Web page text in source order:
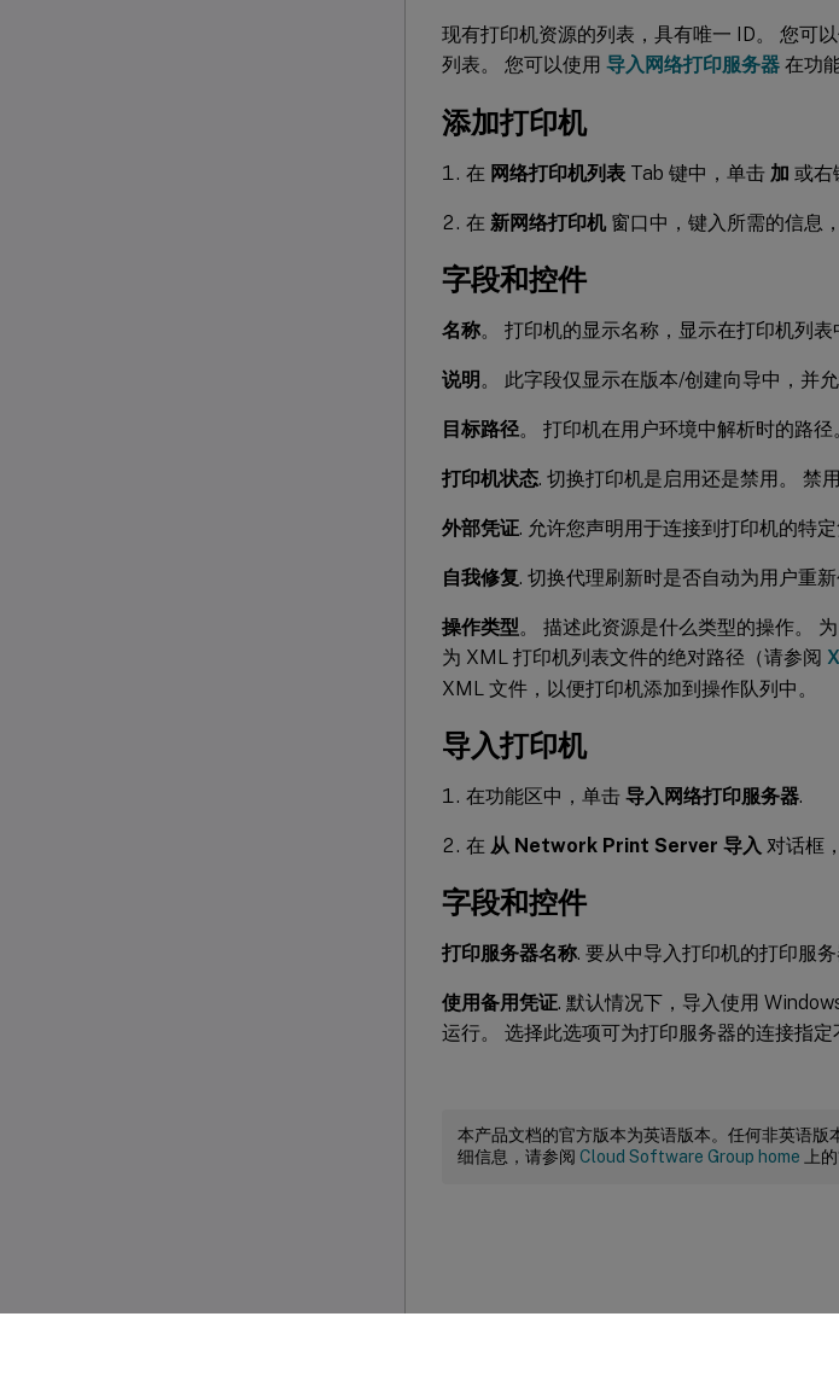
现有打印机资源的列表，具有唯一 ID。 您可
列表。 您可以使用 导入网络打印服务器 在功
添加打印机
在 网络打印机列表 Tab 键中，单击 加 或右
在 新网络打印机 窗口中，键入所需的信息
字段和控件
名称。 打印机的显示名称，显示在打印机列表
说明 。 此字段仅显示在版本/创建向导中，并
目标路径。 打印机在用户环境中解析时的路径
打印机状态. 切换打印机是启用还是禁用。 禁
外部凭证. 允许您声明用于连接到打印机的特定
自我修复. 切换代理刷新时是否自动为用户重新
操作类型。 描述此资源是什么类型的操作。 为
为 XML 打印机列表文件的绝对路径（请参阅
XML 文件，以便打印机添加到操作队列中。
导入打印机
在功能区中，单击 导入网络打印服务器.
在 从 Network Print Server 导入 对话框
字段和控件
打印服务器名称. 要从中导入打印机的打印服务
使用备用凭证. 默认情况下，导入使用
运行。 选择此选项可为打印服务器的连接指定
本产品文档的官方版本为英语版本。任何非英语
细信息，请参阅 Cloud Software Group home 上